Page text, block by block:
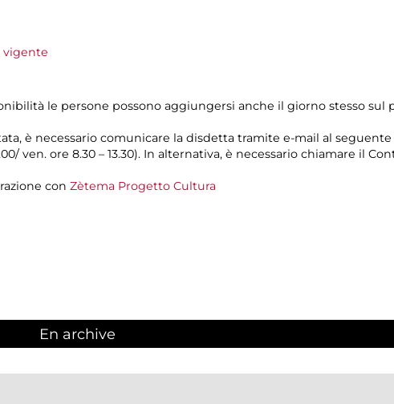
vigente
le persone possono aggiungersi anche il giorno stesso sul
è necessario comunicare la disdetta tramite e-mail al
ven. ore 8.30 – 13.30). In alternativa, è necessario chiamare il
con Zètema Progetto Cultura
En archive